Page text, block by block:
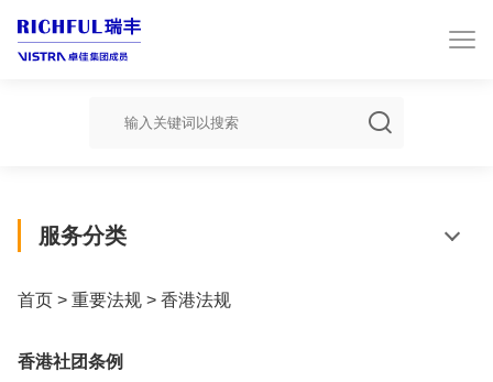

服务分类
首页 > 重要法规 > 香港法规
香港社团条例